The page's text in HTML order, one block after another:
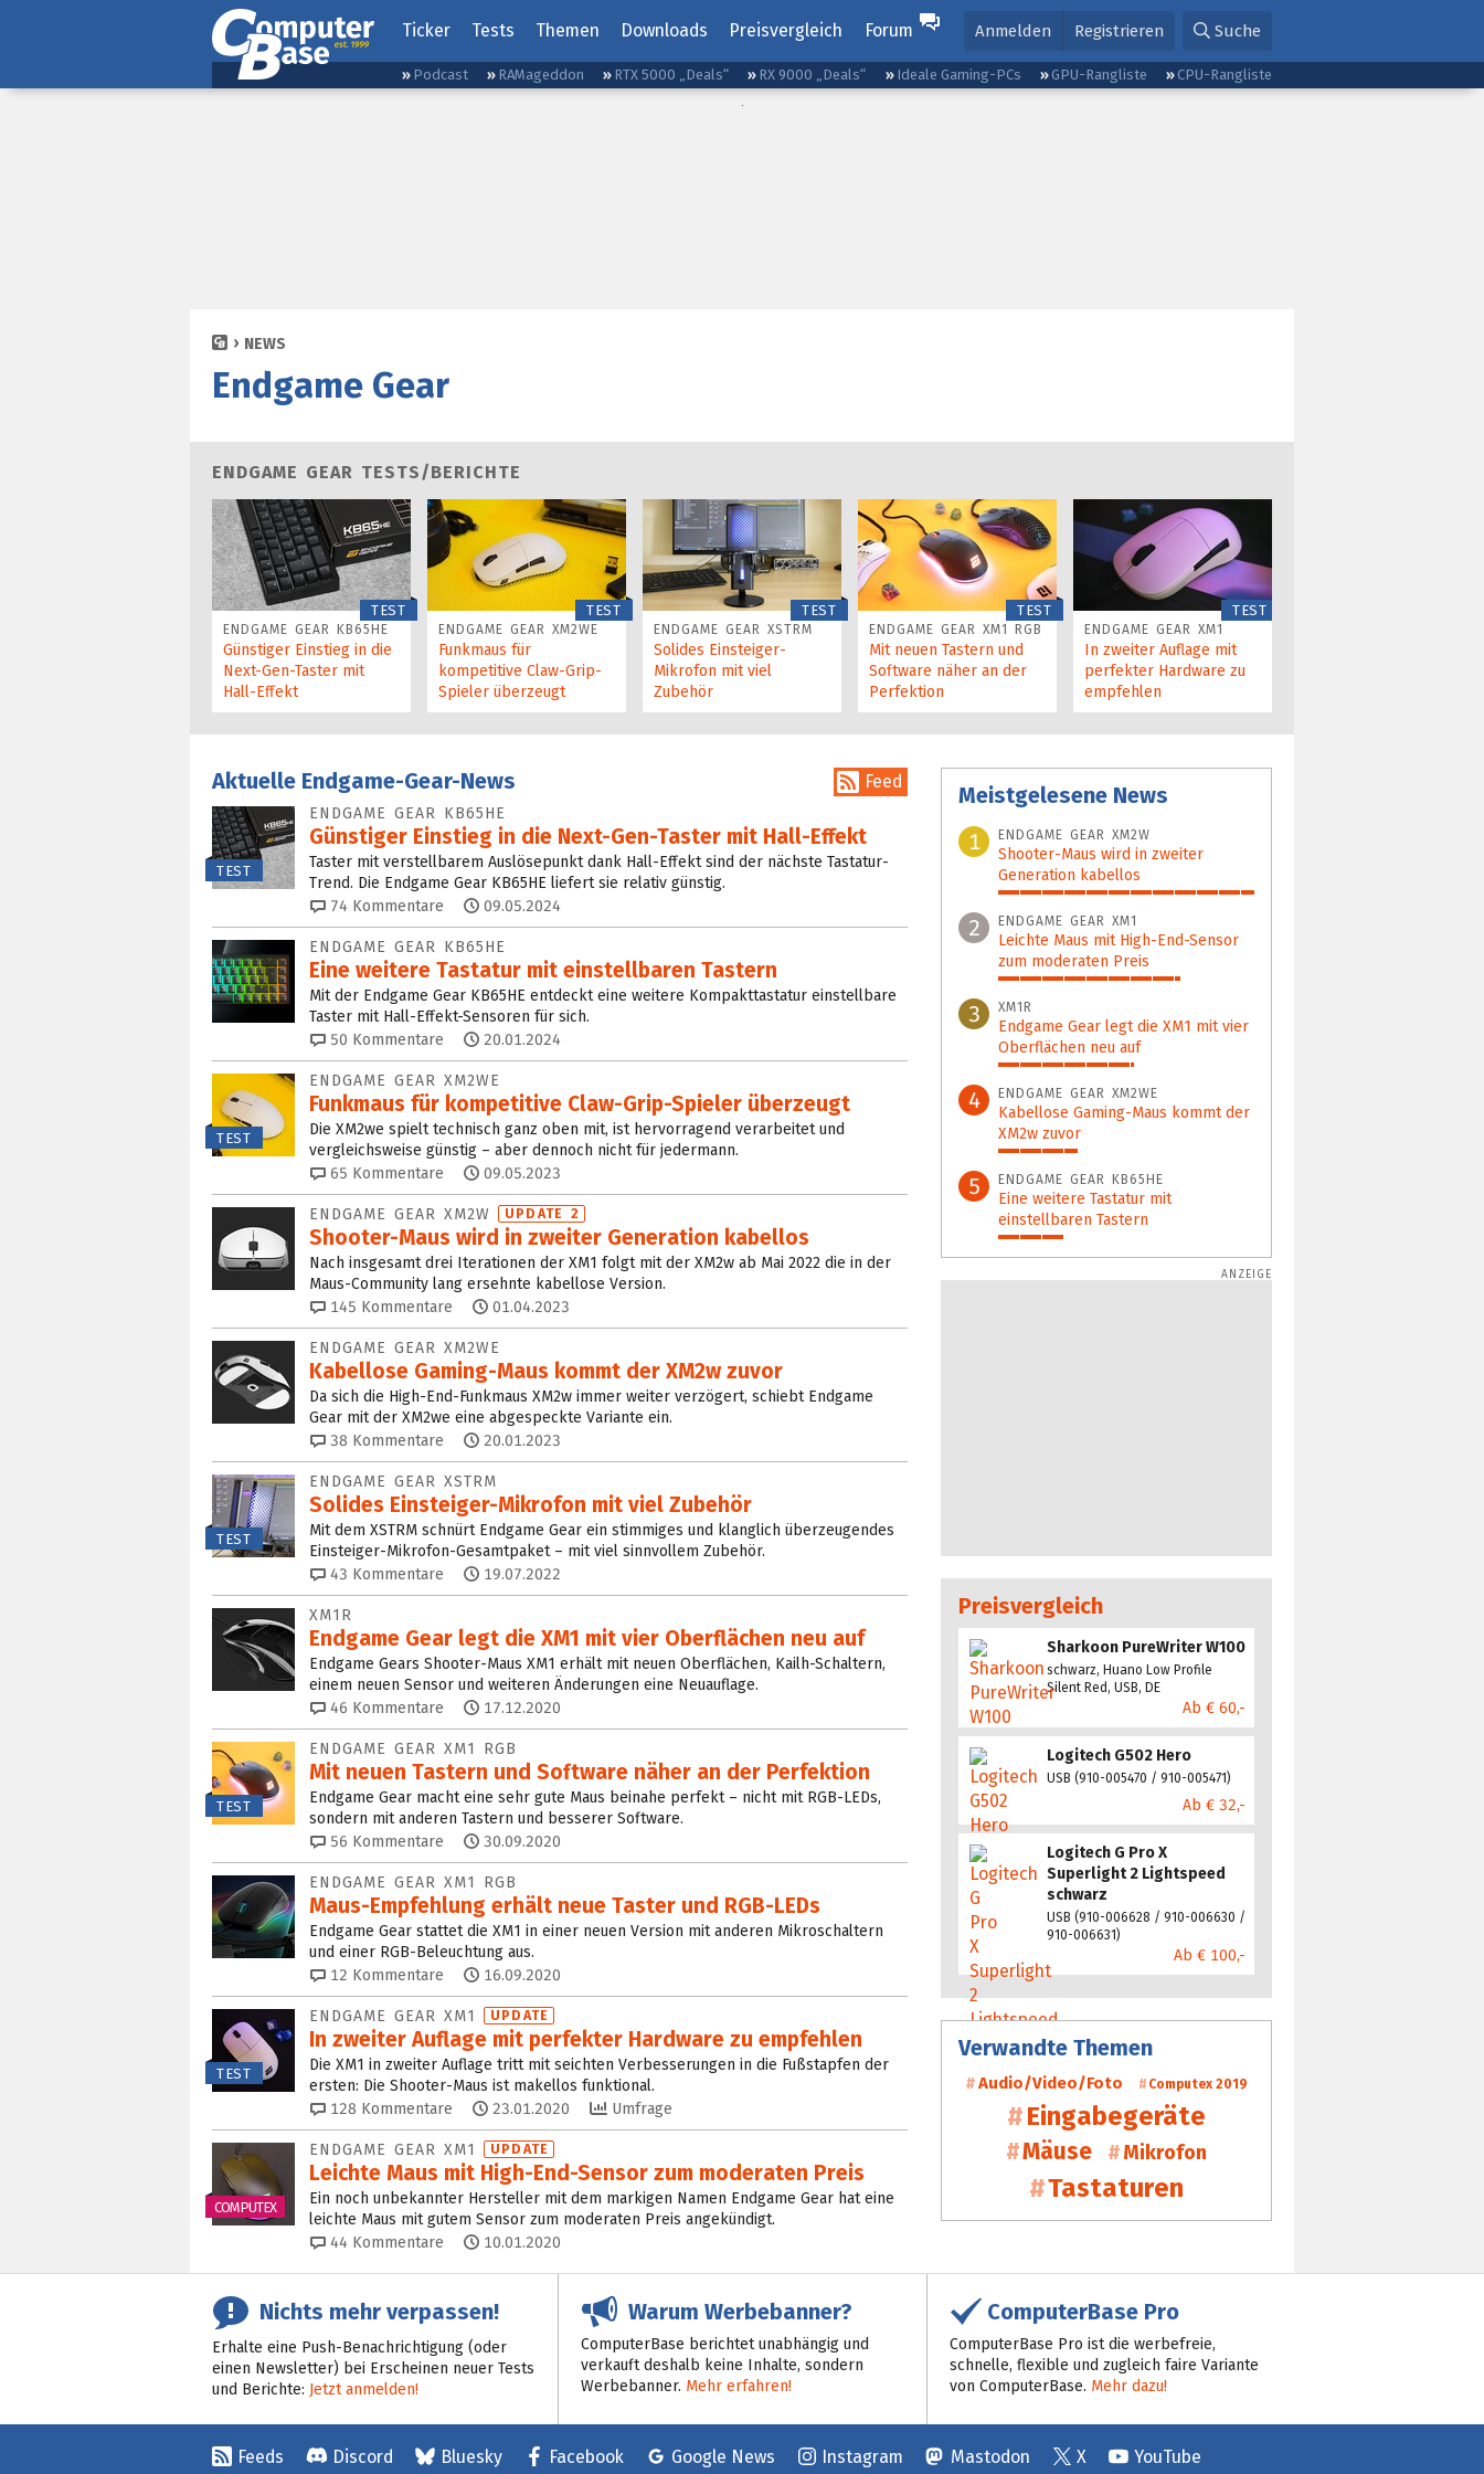
Ticker Tests Themen Downloads Preisvergleich Forum Anmelden Registrieren Suche
Podcast RAMageddon RTX 5000 „Deals“ RX 9000 „Deals“ Ideale Gaming-PCs GPU-Rangliste CPU-Rangliste
NEWS
Endgame Gear
ENDGAME GEAR TESTS/BERICHTE
TEST
ENDGAME GEAR KB65HE
Günstiger Einstieg in die
Next-Gen-Taster mit
Hall-Effekt
TEST
ENDGAME GEAR XM2WE
Funkmaus für
kompetitive Claw-Grip-
Spieler überzeugt
TEST
ENDGAME GEAR XSTRM
Solides Einsteiger-
Mikrofon mit viel
Zubehör
TEST
ENDGAME GEAR XM1 RGB
Mit neuen Tastern und
Soft­ware näher an der
Perfektion
TEST
ENDGAME GEAR XM1
In zweiter Auflage mit
per­fekter Hardware zu
empfehlen
Aktuelle Endgame-Gear-News Feed
TEST
ENDGAME GEAR KB65HE
Günstiger Einstieg in die Next-Gen-Taster mit Hall-Effekt
Taster mit verstellbarem Auslösepunkt dank Hall-Effekt sind der nächste Tastatur-
Trend. Die Endgame Gear KB65HE liefert sie relativ günstig.
74 Kommentare 09.05.2024
ENDGAME GEAR KB65HE
Eine weitere Tastatur mit einstellbaren Tastern
Mit der Endgame Gear KB65HE entdeckt eine weitere Kompakttastatur einstellbare
Taster mit Hall-Effekt-Sensoren für sich.
50 Kommentare 20.01.2024
TEST
ENDGAME GEAR XM2WE
Funkmaus für kompetitive Claw-Grip-Spieler überzeugt
Die XM2we spielt technisch ganz oben mit, ist hervorragend verarbeitet und
vergleichsweise günstig – aber dennoch nicht für jedermann.
65 Kommentare 09.05.2023
ENDGAME GEAR XM2W UPDATE 2
Shooter-Maus wird in zweiter Generation kabellos
Nach insgesamt drei Iterationen der XM1 folgt mit der XM2w ab Mai 2022 die in der
Maus-Community lang ersehnte kabellose Version.
145 Kommentare 01.04.2023
ENDGAME GEAR XM2WE
Kabellose Gaming-Maus kommt der XM2w zuvor
Da sich die High-End-Funkmaus XM2w immer weiter verzögert, schiebt Endgame
Gear mit der XM2we eine abgespeckte Variante ein.
38 Kommentare 20.01.2023
TEST
ENDGAME GEAR XSTRM
Solides Einsteiger-Mikrofon mit viel Zubehör
Mit dem XSTRM schnürt Endgame Gear ein stimmiges und klanglich überzeugendes
Einsteiger-Mikrofon-Gesamtpaket – mit viel sinnvollem Zubehör.
43 Kommentare 19.07.2022
XM1R
Endgame Gear legt die XM1 mit vier Oberflächen neu auf
Endgame Gears Shooter-Maus XM1 erhält mit neuen Oberflächen, Kailh-Schaltern,
einem neuen Sensor und weiteren Änderungen eine Neuauflage.
46 Kommentare 17.12.2020
TEST
ENDGAME GEAR XM1 RGB
Mit neuen Tastern und Soft­ware näher an der Perfektion
Endgame Gear macht eine sehr gute Maus beinahe perfekt – nicht mit RGB-LEDs,
sondern mit anderen Tastern und besserer Software.
56 Kommentare 30.09.2020
ENDGAME GEAR XM1 RGB
Maus-Empfehlung erhält neue Taster und RGB-LEDs
Endgame Gear stattet die XM1 in einer neuen Version mit anderen Mikroschaltern
und einer RGB-Beleuchtung aus.
12 Kommentare 16.09.2020
TEST
ENDGAME GEAR XM1 UPDATE
In zweiter Auflage mit per­fekter Hardware zu empfehlen
Die XM1 in zweiter Auflage tritt mit seichten Verbesserungen in die Fußstapfen der
ersten: Die Shooter-Maus ist makellos funktional.
128 Kommentare 23.01.2020 Umfrage
COMPUTEX
ENDGAME GEAR XM1 UPDATE
Leichte Maus mit High-End-Sensor zum moderaten Preis
Ein noch unbekannter Hersteller mit dem markigen Namen Endgame Gear hat eine
leichte Maus mit gutem Sensor zum moderaten Preis angekündigt.
44 Kommentare 10.01.2020
Meistgelesene News
1
ENDGAME GEAR XM2W
Shooter-Maus wird in zweiter
Generation kabellos
100%
2 ENDGAME GEAR XM1
Leichte Maus mit High-End-Sensor
zum moderaten Preis
71%
3 XM1R
Endgame Gear legt die XM1 mit vier
Oberflächen neu auf
53%
4 ENDGAME GEAR XM2WE
Kabellose Gaming-Maus kommt der
XM2w zuvor
31%
5 ENDGAME GEAR KB65HE
Eine weitere Tastatur mit
einstellbaren Tastern
26%
Preisvergleich
Sharkoon PureWriter W100
schwarz, Huano Low Profile
Silent Red, USB, DE
Ab € 60,-
Logitech G502 Hero
USB (910-005470 / 910-005471)
Ab € 32,-
Logitech G Pro X
Superlight 2 Lightspeed
schwarz
USB (910-006628 / 910-006630 /
910-006631)
Ab € 100,-
Verwandte Themen
Audio/Video/Foto Computex 2019
Eingabegeräte
Mäuse Mikrofon
Tastaturen
Nichts mehr verpassen!
Erhalte eine Push-Benachrichtigung (oder
einen Newsletter) bei Erscheinen neuer Tests
und Berichte: Jetzt anmelden!
Warum Werbebanner?
ComputerBase berichtet unabhängig und
verkauft deshalb keine Inhalte, sondern
Werbebanner. Mehr erfahren!
ComputerBase Pro
ComputerBase Pro ist die werbefreie,
schnelle, flexible und zugleich faire Variante
von ComputerBase. Mehr dazu!
Feeds Discord Bluesky Facebook Google News Instagram Mastodon X YouTube